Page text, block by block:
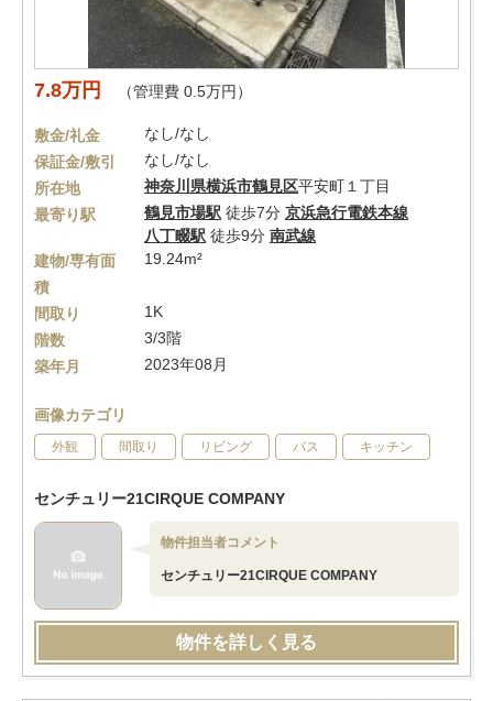
7.8万円 （管理費 0.5万円）
敷金/礼金
なし/なし
保証金/敷引
なし/なし
所在地
神奈川県横浜市鶴見区平安町１丁目
最寄り駅
鶴見市場駅 徒歩7分 京浜急行電鉄本線
八丁畷駅 徒歩9分 南武線
建物/専有面
積
19.24m²
間取り
1K
階数
3/3階
築年月
2023年08月
画像カテゴリ
外観 間取り リビング バス キッチン
センチュリー21CIRQUE COMPANY
物件担当者コメント
センチュリー21CIRQUE COMPANY
物件を詳しく見る